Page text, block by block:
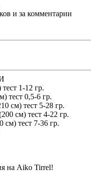
и за комментарии
1-12 гр.
тест 0,5-6 гр.
см) тест 5-28 гр.
см) тест 4-22 гр.
тест 7-36 гр.
на Aiko Tirrel!